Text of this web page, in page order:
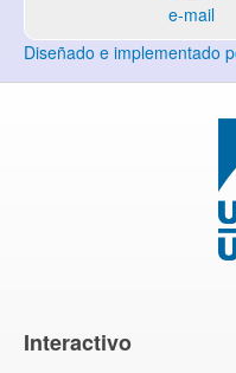
e-mail
Diseñado e implementado
Interactivo